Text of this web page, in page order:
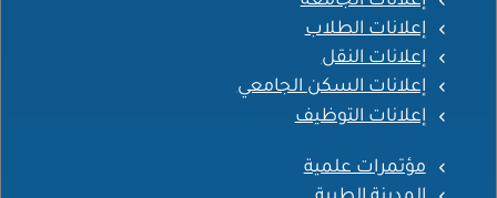
إعلانات الطلاب
إعلانات النقل
إعلانات السكن الجامعي
إعلانات التوظيف
مؤتمرات علمية